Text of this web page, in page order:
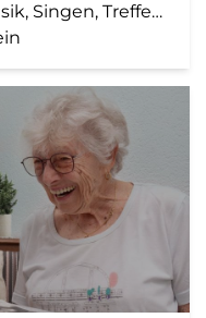
tua - Senioren gemeinsam aktiv